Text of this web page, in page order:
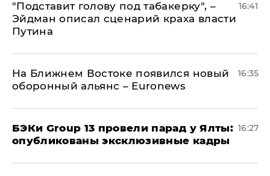
​"Подставит голову под табакерку", –
Эйдман описал сценарий краха власти
Путина
16:41
На Ближнем Востоке появился новый
оборонный альянс – Euronews
16:35
​БЭКи Group 13 провели парад у Ялты:
опубликованы эксклюзивные кадры
16:27